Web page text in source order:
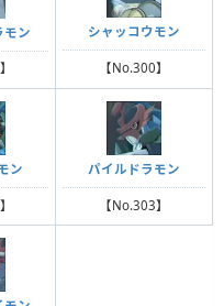
モン シャッコウモン
【No.300】
ン パイルドラモン
【No.303】